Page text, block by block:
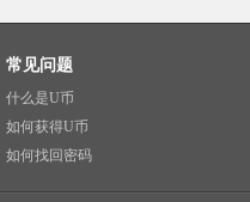
常见问题
什么是U币
如何获得U币
如何找回密码